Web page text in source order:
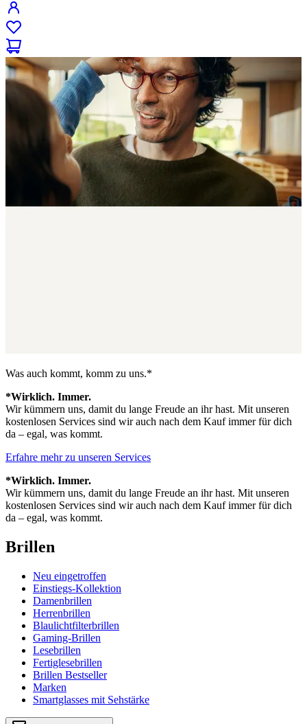
Was auch kommt, komm zu uns.*
*Wirklich. Immer.
Wir kümmern uns, damit du lange Freude an ihr hast. Mit unseren
kostenlosen Services sind wir auch nach dem Kauf immer für dich
da – egal, was kommt.
Erfahre mehr zu unseren Services
*Wirklich. Immer.
Wir kümmern uns, damit du lange Freude an ihr hast. Mit unseren
kostenlosen Services sind wir auch nach dem Kauf immer für dich
da – egal, was kommt.
Brillen
Neu eingetroffen
Einstiegs-Kollektion
Damenbrillen
Herrenbrillen
Blaulichtfilterbrillen
Gaming-Brillen
Lesebrillen
Fertiglesebrillen
Brillen Bestseller
Marken
Smartglasses mit Sehstärke